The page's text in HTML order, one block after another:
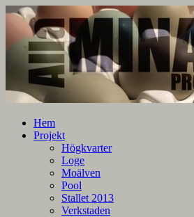
Alla mina projekt
En blogg om mina projekt
Hem
Projekt
Högkvarter
Loge
Moälven
Pool
Stallet 2013
Verkstaden